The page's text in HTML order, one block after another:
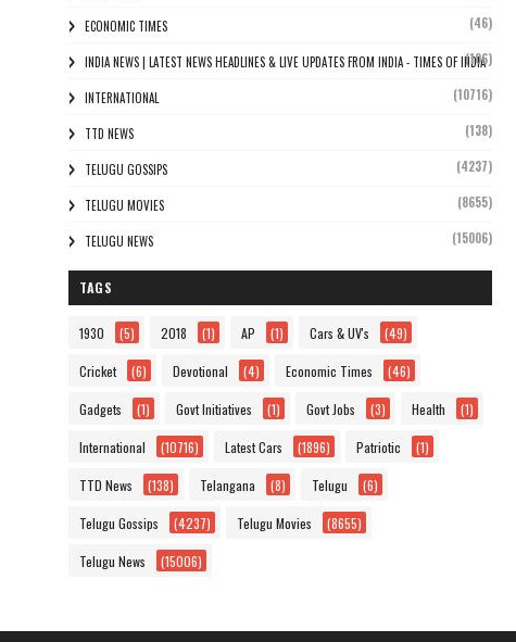
ECONOMIC TIMES (46)
INDIA NEWS | LATEST NEWS HEADLINES & LIVE UPDATES FROM INDIA - TIMES OF INDIA
(106)
INTERNATIONAL (10716)
TTD NEWS (138)
TELUGU GOSSIPS (4237)
TELUGU MOVIES (8655)
TELUGU NEWS (15006)
TAGS
1930 (5) 2018 (1) AP (1) Cars & UV's (49)
Cricket (6) Devotional (4) Economic Times (46)
Gadgets (1) Govt Initiatives (1) Govt Jobs (3) Health (1)
International (10716) Latest Cars (1896) Patriotic (1)
TTD News (138) Telangana (8) Telugu (6)
Telugu Gossips (4237) Telugu Movies (8655)
Telugu News (15006)